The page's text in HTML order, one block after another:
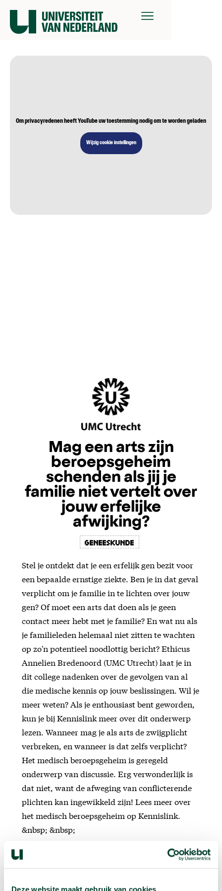
Om privacyredenen heeft YouTube uw toestemming nodig om te worden geladen
Wijzig cookie instellingen
Mag een arts zijn
beroepsgeheim
schenden als jij je
familie niet vertelt over
jouw erfelijke
afwijking?
Geneeskunde
Stel je ontdekt dat je een erfelijk gen bezit voor
een bepaalde ernstige ziekte. Ben je in dat geval
verplicht om je familie in te lichten over jouw
gen? Of moet een arts dat doen als je geen
contact meer hebt met je familie? En wat nu als
je familieleden helemaal niet zitten te wachten
op zo'n potentieel noodlottig bericht? Ethicus
Annelien Bredenoord (UMC Utrecht) laat je in
dit college nadenken over de gevolgen van al
die medische kennis op jouw beslissingen. Wil je
meer weten? Als je enthousiast bent geworden,
kun je bij Kennislink meer over dit onderwerp
lezen. Wanneer mag je als arts de zwijgplicht
verbreken, en wanneer is dat zelfs verplicht?
Het medisch beroepsgeheim is geregeld
onderwerp van discussie. Erg verwonderlijk is
dat niet, want de afweging van conflicterende
plichten kan ingewikkeld zijn! Lees meer over
het medisch beroepsgeheim op Kennislink.
&nbsp; &nbsp;